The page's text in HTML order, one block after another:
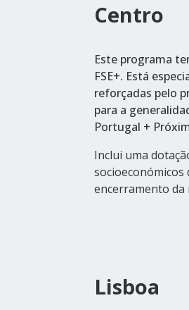
Centro
Este programa
FSE+. Está
reforçadas pelo
para a
Portugal +
Inclui uma
encerramento da
Lisboa